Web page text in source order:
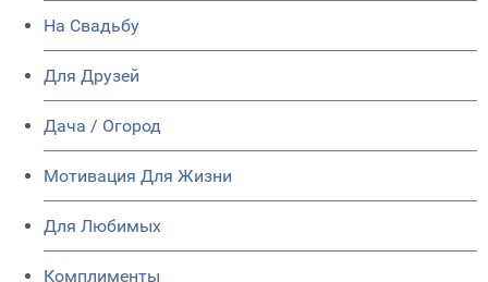
На Свадьбу
Для Друзей
Дача / Огород
Мотивация Для Жизни
Для Любимых
Комплименты